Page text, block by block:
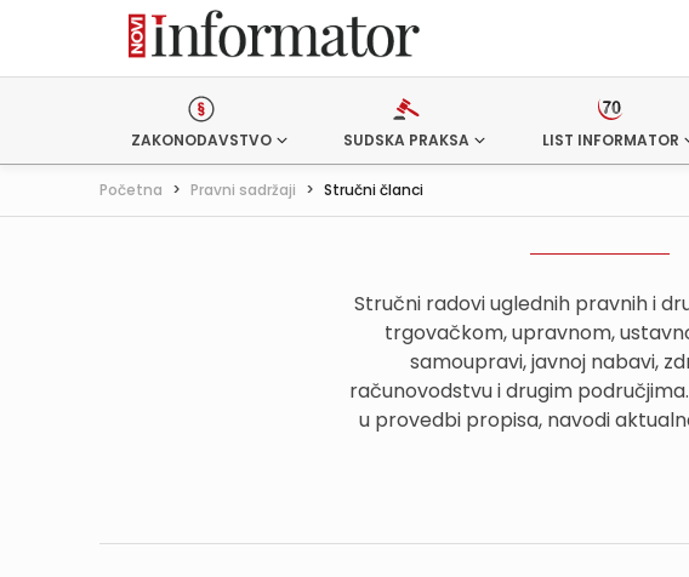
ZAKONODAVSTVO SUDSKA PRAKSA LIST INFORMATOR
Početna > Pravni sadržaji > Stručni članci
Stručni radovi uglednih pravnih i
trgovačkom, upravnom,
samoupravi, javnoj nabavi,
računovodstvu i drugim
u provedbi propisa, navodi